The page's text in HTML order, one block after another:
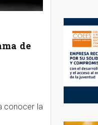
de
conocer la